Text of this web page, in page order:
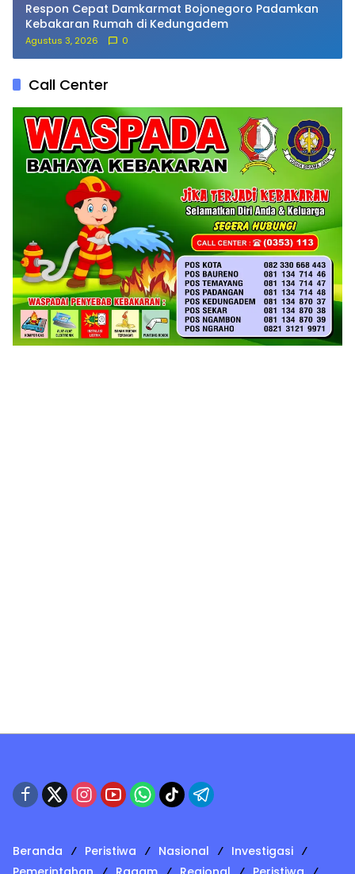
Respon Cepat Damkarmat Bojonegoro Padamkan
Kebakaran Rumah di Kedungadem
Agustus 3, 2026 0
Call Center
Beranda Peristiwa Nasional
Investigasi